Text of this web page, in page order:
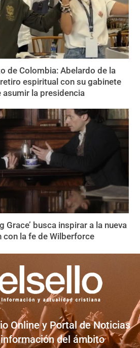
de Colombia: Abelardo de la
espiritual con su gabinete
asumir la presidencia
Grace’ busca inspirar a la nueva
con la fe de Wilberforce
Online y Portal de Noticias
del ámbito